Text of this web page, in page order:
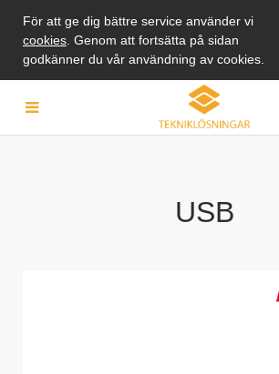
För att ge dig bättre service använder vi
cookies . Genom att fortsätta på sidan
godkänner du vår användning av cookies.
USB